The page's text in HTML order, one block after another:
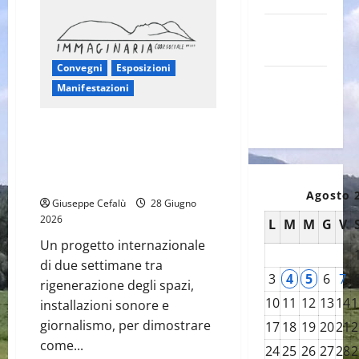
Convegni
Esposizioni
Manifestazioni
Giuseppe Cefalù
28 Giugno
2026
Un progetto internazionale
di due settimane tra
rigenerazione degli spazi,
installazioni sonore e
giornalismo, per dimostrare
come...
Agosto
L M M G V
3 4 5 6 7
10 11 12 1314
17 18 19 2021
2425 26 2728